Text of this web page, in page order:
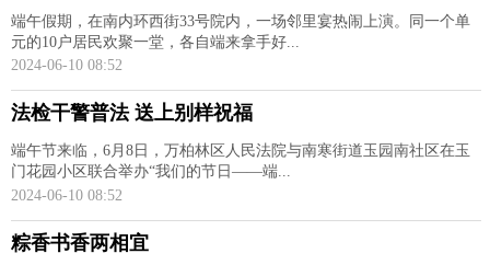
端午假期，在南内环西街33号院内，一场邻里宴热闹上演。同一个单
元的10户居民欢聚一堂，各自端来拿手好...
2024-06-10 08:52
法检干警普法 送上别样祝福
端午节来临，6月8日，万柏林区人民法院与南寒街道玉园南社区在玉
门花园小区联合举办“我们的节日——端...
2024-06-10 08:52
粽香书香两相宜